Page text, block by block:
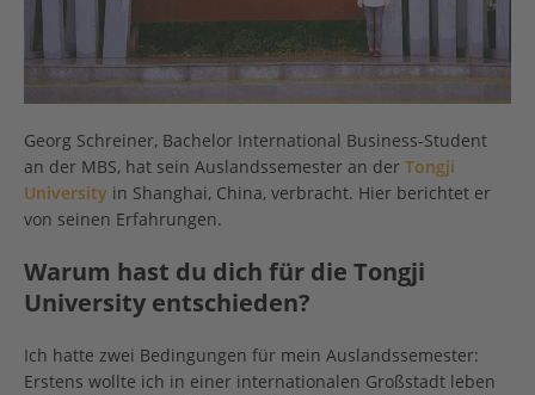
Georg Schreiner, Bachelor International Business-Student
an der MBS, hat sein Auslandssemester an der Tongji
University in Shanghai, China, verbracht. Hier berichtet er
von seinen Erfahrungen.
Warum hast du dich für die Tongji
University entschieden?
Ich hatte zwei Bedingungen für mein Auslandssemester:
Erstens wollte ich in einer internationalen Großstadt leben